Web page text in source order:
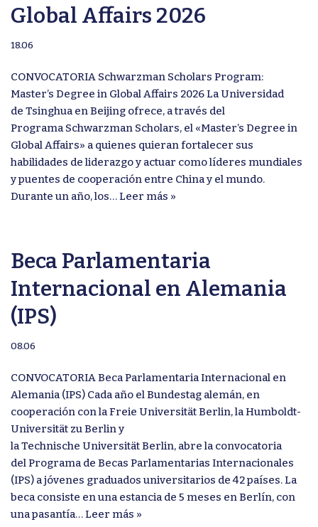
Global Affairs 2026
18.06
CONVOCATORIA Schwarzman Scholars Program:
Master’s Degree in Global Affairs 2026 La Universidad
de Tsinghua en Beijing ofrece, a través del
Programa Schwarzman Scholars, el «Master’s Degree in
Global Affairs» a quienes quieran fortalecer sus
habilidades de liderazgo y actuar como líderes mundiales
y puentes de cooperación entre China y el mundo.
Durante un año, los…Leer más »
Beca Parlamentaria
Internacional en Alemania
(IPS)
08.06
CONVOCATORIA Beca Parlamentaria Internacional en
Alemania (IPS) Cada año el Bundestag alemán, en
cooperación con la Freie Universität Berlin, la Humboldt-
Universität zu Berlin y
la Technische Universität Berlin, abre la convocatoria
del Programa de Becas Parlamentarias Internacionales
(IPS) a jóvenes graduados universitarios de 42 países. La
beca consiste en una estancia de 5 meses en Berlín, con
una pasantía…Leer más »